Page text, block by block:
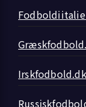
Irskfodbold.dk